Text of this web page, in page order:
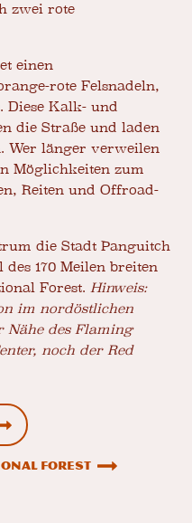
zwei rote
einen
rote Felsnadeln,
Diese Kalk- und
die Straße und laden
Wer länger verweilen
Möglichkeiten zum
Reiten und Offroad-
die Stadt Panguitch
170 Meilen breiten
Forest. Hinweis:
im nordöstlichen
Nähe des Flaming
noch der Red
Forest